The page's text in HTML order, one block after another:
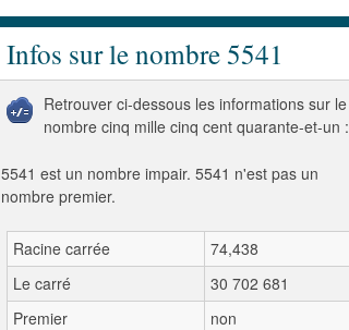
Infos sur le nombre 5541
Retrouver ci-dessous les informations sur le
nombre cinq mille cinq cent quarante-et-un :
5541 est un nombre impair. 5541 n'est pas un
nombre premier.
Racine carrée
74,438
Le carré
30 702 681
Premier
non